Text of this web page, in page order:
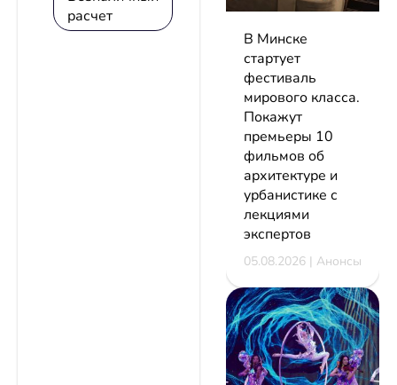
расчет
В Минске
стартует
фестиваль
мирового класса.
Покажут
премьеры 10
фильмов об
архитектуре и
урбанистике с
лекциями
экспертов
05.08.2026 | Анонсы